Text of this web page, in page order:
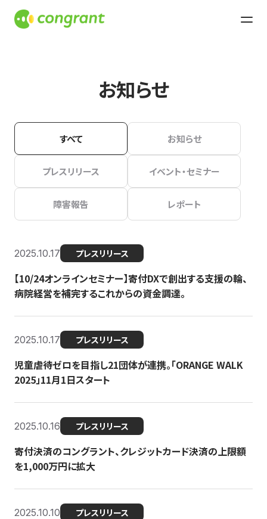
お知らせ
すべて お知らせ
プレスリリース イベント・セミナー
障害報告 レポート
2025.10.17 プレスリリース
【10/24オンラインセミナー】寄付DXで創出する支援の輪、
病院経営を補完するこれからの資金調達。
2025.10.17 プレスリリース
児童虐待ゼロを目指し21団体が連携。「ORANGE WALK
2025」11月1日スタート
2025.10.16 プレスリリース
寄付決済のコングラント、クレジットカード決済の上限額
を1,000万円に拡大
2025.10.10 プレスリリース